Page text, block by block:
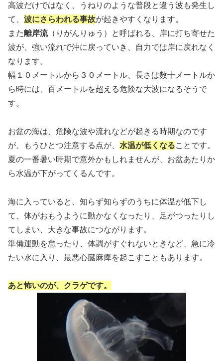
高波だけではなく、うねりのような普段と違う波も発生し
て、 波にさらわれる事故が起きやすくなります。
また離岸流（りがんりゅう）と呼ばれる、岸に打ち寄せた
波が、強い流れで沖に戻っていき、自力では岸に戻れなく
なります。
幅１０メートルから３０メートル、長さは数十メートルか
ら時には、百メートルを超える危険な大波になるそうで
す。
お盆の海は、危険な波や流れなどが起きる時期なのです
が、もうひとつ注意する点が、 水温が低くなることです。
夏の一番暑い時期で意外かもしれませんが、お盆あたりか
ら水温が下がってくるんです。
海に入っていると、知らず知らずのうちに体温が低下し
て、体がおもうように動かなくなったり、足がつったりし
てしまい、大きな事故につながります。
準備運動を怠ったり、体調がすぐれないときなど、急に冷
たい水に入り、最悪心臓麻痺を起こすこともあります。
あと怖いのが、クラゲです。